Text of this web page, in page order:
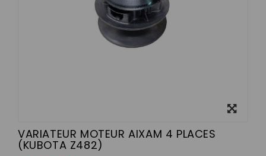
VARIATEUR MOTEUR AIXAM 4 PLACES
(KUBOTA Z482)